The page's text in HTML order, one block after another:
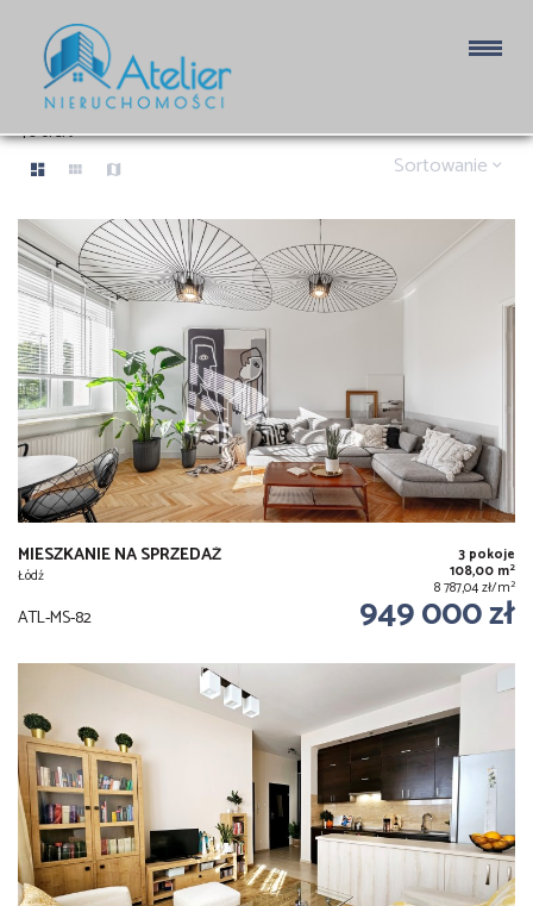
MIESZKANIA NA SPRZEDAŻ
40 ofert
Sortowanie
MIESZKANIE NA SPRZEDAŻ
Łódź
3 pokoje
108,00 m2
8 787,04 zł/m2
ATL-MS-82 949 000 zł